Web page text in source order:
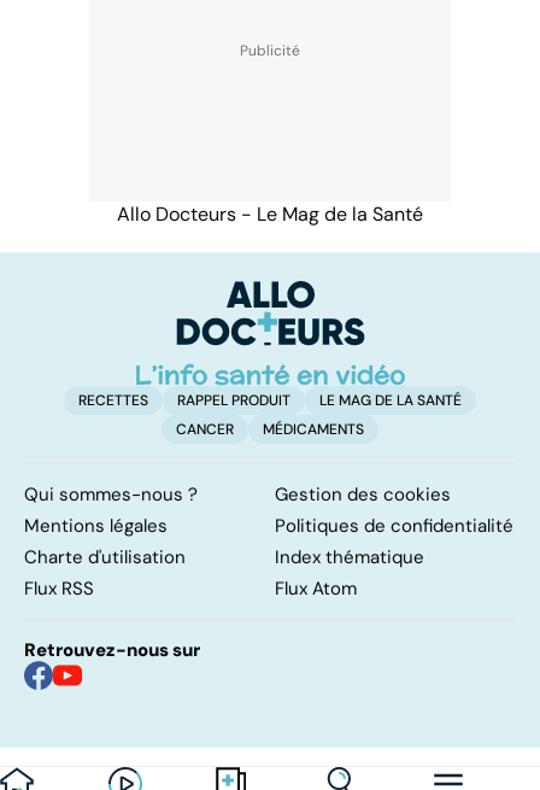
Allo Docteurs - Le Mag de la Santé
RECETTES RAPPEL PRODUIT
LE MAG DE LA SANTÉ
CANCER
MÉDICAMENTS
Qui sommes-nous ?
Gestion des cookies
Mentions légales
Politiques de confidentialité
Charte d'utilisation
Index thématique
Flux RSS
Flux Atom
Retrouvez-nous sur